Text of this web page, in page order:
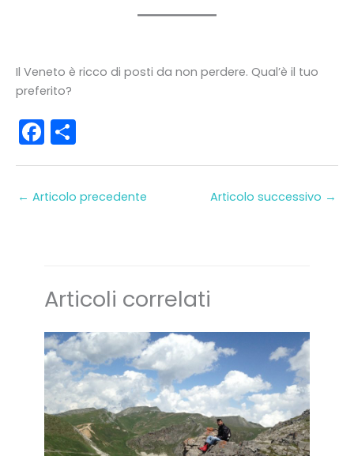
Il Veneto è ricco di posti da non perdere. Qual’è il tuo
preferito?
F
a
e
o
k
o
di
← Articolo precedente Articolo successivo →
Articoli correlati